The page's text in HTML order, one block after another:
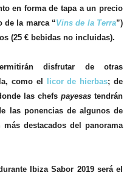
en forma de tapa a un precio
de la marca “Vins de la Terra”)
(25 € bebidas no incluidas).
disfrutar de otras
como el
licor de hierbas; de
las chefs payesas tendrán
las ponencias de algunos de
destacados del panorama
Ibiza Sabor 2019 será el